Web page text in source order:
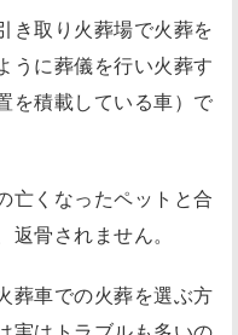
き取り火葬場で火葬を
うに葬儀を行い火葬す
を積載している車）で
亡くなったペットと合
骨されません。
葬車での火葬を選ぶ方